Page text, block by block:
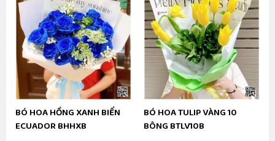
BÓ HOA HỒNG XANH BIỂN
ECUADOR BHHXB
BÓ HOA TULIP VÀNG 10
BÔNG BTLV10B